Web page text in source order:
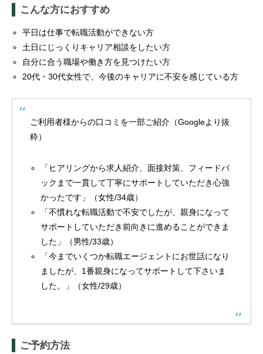
こんな方におすすめ
平日は仕事で転職活動ができない方
土日にじっくりキャリア相談をしたい方
自分に合う職場や働き方を見つけたい方
20代・30代女性で、今後のキャリアに不安を感じている方
ご利用者様からの口コミを一部ご紹介（Googleより抜
粋）
「ヒアリングから求人紹介、面接対策、フィードバ
ックまで一貫して丁寧にサポートしていただき心強
かったです」（女性/34歳）
「不慣れな転職活動で不安でしたが、親身になって
サポートしていただき前向きに進めることができま
した」（男性/33歳）
「今までいくつか転職エージェントにお世話になり
ましたが、1番親身になってサポートして下さいま
した。」（女性/29歳）
ご予約方法